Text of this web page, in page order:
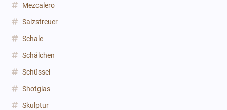
Mezcalero
Salzstreuer
Schale
Schälchen
Schüssel
Shotglas
Skulptur